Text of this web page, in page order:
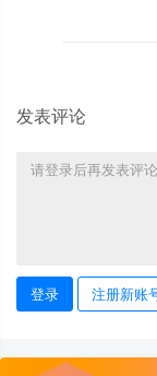
发表评论
登录 注册新账